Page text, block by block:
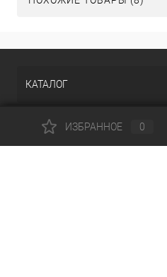
КАТАЛОГ
НАШИ ПРЕДЛОЖЕНИЯ
ИЗБРАННОЕ 0